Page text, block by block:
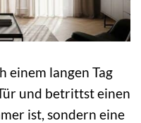
einem langen Tag
und betrittst einen
ist, sondern eine